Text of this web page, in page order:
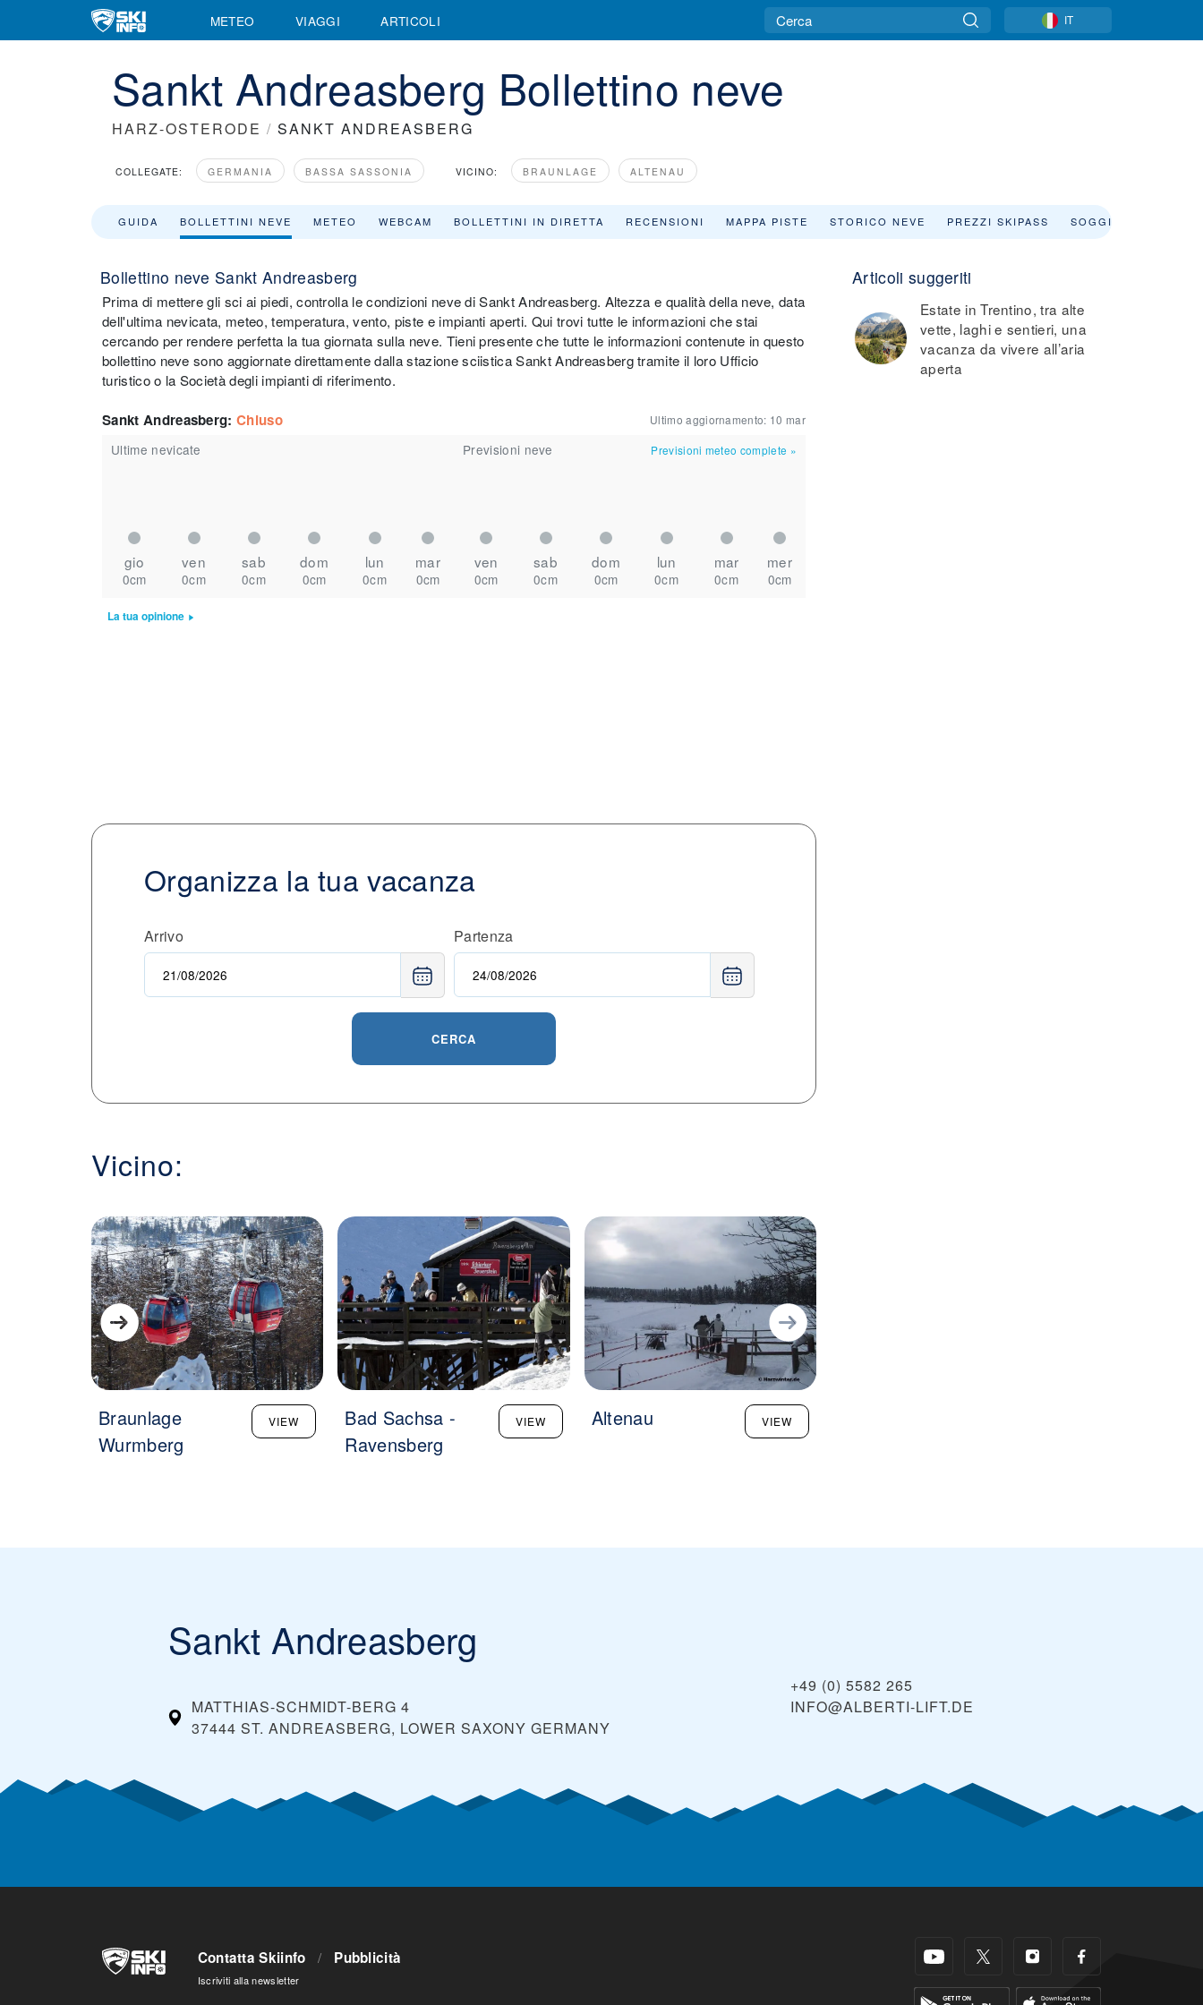
METEO VIAGGI ARTICOLI IT
Sankt Andreasberg Bollettino neve
HARZ-OSTERODE / SANKT ANDREASBERG
COLLEGATE: GERMANIA BASSA SASSONIA VICINO: BRAUNLAGE ALTENAU
GUIDA BOLLETTINI NEVE METEO WEBCAM BOLLETTINI IN DIRETTA RECENSIONI MAPPA PISTE STORICO NEVE PREZZI SKIPASS SOGGIORNO
Bollettino neve Sankt Andreasberg
Prima di mettere gli sci ai piedi, controlla le condizioni neve di Sankt Andreasberg. Altezza e qualità della neve, data
dell'ultima nevicata, meteo, temperatura, vento, piste e impianti aperti. Qui trovi tutte le informazioni che stai
cercando per rendere perfetta la tua giornata sulla neve. Tieni presente che tutte le informazioni contenute in questo
bollettino neve sono aggiornate direttamente dalla stazione sciistica Sankt Andreasberg tramite il loro Ufficio
turistico o la Società degli impianti di riferimento.
Sankt Andreasberg:Chiuso Ultimo aggiornamento: 10 mar
Ultime nevicate
gio ven sab dom lun mar
0cm 0cm 0cm 0cm 0cm 0cm
Previsioni neve Previsioni meteo complete »
ven sab dom lun mar mer
0cm 0cm 0cm 0cm 0cm 0cm
La tua opinione
Organizza la tua vacanza
Arrivo Partenza
CERCA
Vicino:
Braunlage
Wurmberg
VIEW
Bad Sachsa -
Ravensberg
VIEW Altenau VIEW
Articoli suggeriti
Estate in Trentino, tra alte
vette, laghi e sentieri, una
vacanza da vivere all’aria
aperta
Sankt Andreasberg
MATTHIAS-SCHMIDT-BERG 4
37444 ST. ANDREASBERG, LOWER SAXONY GERMANY
+49 (0) 5582 265
INFO@ALBERTI-LIFT.DE
Contatta Skiinfo / Pubblicità
Iscriviti alla newsletter